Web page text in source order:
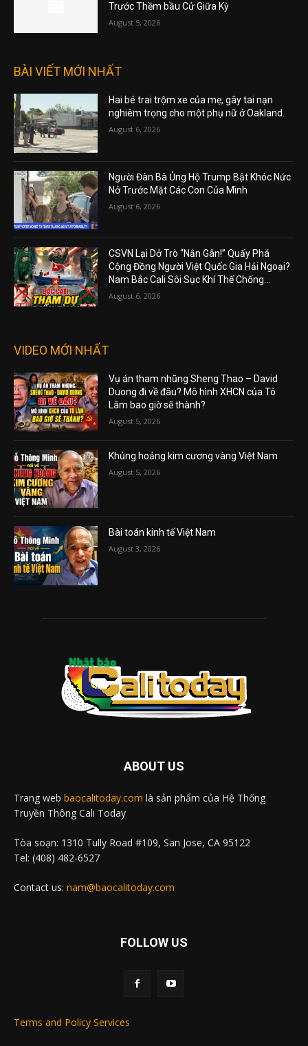
Trước Thềm bầu Cử Giữa Kỳ
August 5, 2026
BÀI VIẾT MỚI NHẤT
Hai bé trai trộm xe của mẹ, gây tai nạn
nghiêm trọng cho một phụ nữ ở Oakland.
August 6, 2026
Người Đàn Bà Ủng Hộ Trump Bật Khóc Nức
Nở Trước Mặt Các Con Của Mình
August 6, 2026
CSVN Lại Dở Trò “Nắn Gân!” Quấy Phá
Cộng Đồng Người Việt Quốc Gia Hải Ngoại?
Nam Bắc Cali Sôi Sục Khí Thế Chống...
August 6, 2026
VIDEO MỚI NHẤT
Vụ án tham nhũng Sheng Thao – David
Duong đi về đâu? Mô hình XHCN của Tô
Lâm bao giờ sẽ thành?
August 5, 2026
Khủng hoảng kim cương vàng Việt Nam
August 5, 2026
Bài toán kinh tế Việt Nam
August 3, 2026
ABOUT US
Trang web baocalitoday.com là sản phẩm của Hệ Thống
Truyền Thông Cali Today
Tòa soạn: 1310 Tully Road #109, San Jose, CA 95122
Tel: (408) 482-6527
Contact us: nam@baocalitoday.com
FOLLOW US
Terms and Policy Services